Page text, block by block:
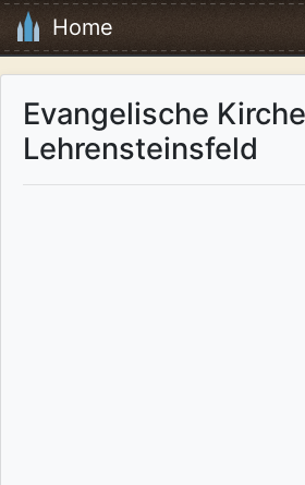
Home
Evangelische
Lehrensteinsfeld